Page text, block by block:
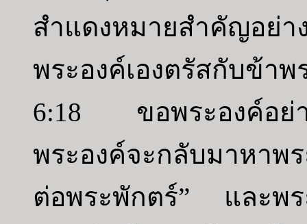
สำแดงหมายสำคัญอย่า
พระองค์เองตรัสกับข้าพ
6:18 ขอพระองค์อย่า
พระองค์จะกลับมาหาพ
ต่อพระพักตร์” และพร